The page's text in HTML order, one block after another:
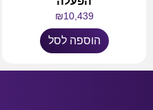
₪10,439
הוספה לסל